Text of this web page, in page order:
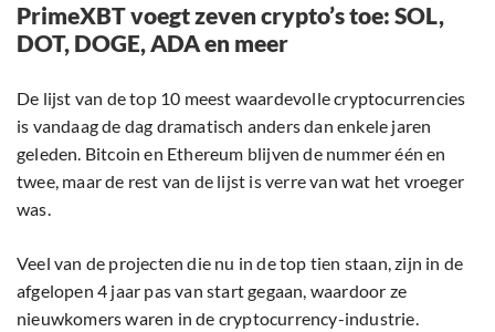
PrimeXBT voegt zeven crypto’s toe: SOL,
DOT, DOGE, ADA en meer
De lijst van de top 10 meest waardevolle cryptocurrencies
is vandaag de dag dramatisch anders dan enkele jaren
geleden. Bitcoin en Ethereum blijven de nummer één en
twee, maar de rest van de lijst is verre van wat het vroeger
was.
Veel van de projecten die nu in de top tien staan, zijn in de
afgelopen 4 jaar pas van start gegaan, waardoor ze
nieuwkomers waren in de cryptocurrency-industrie.